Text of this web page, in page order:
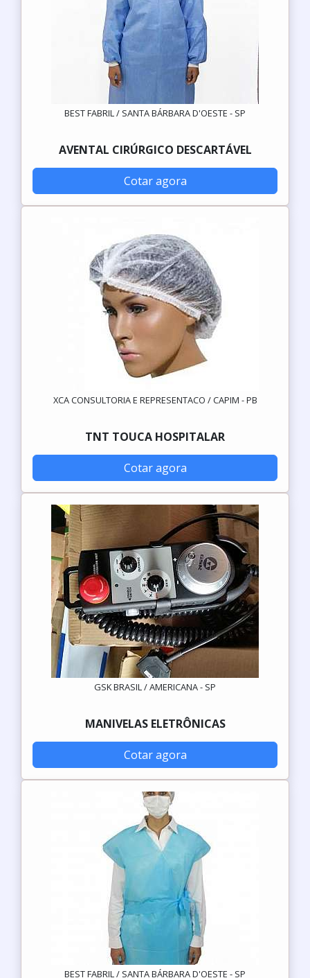
BEST FABRIL / SANTA BÁRBARA D'OESTE - SP
AVENTAL CIRÚRGICO DESCARTÁVEL
Cotar agora
XCA CONSULTORIA E REPRESENTACO / CAPIM - PB
TNT TOUCA HOSPITALAR
Cotar agora
GSK BRASIL / AMERICANA - SP
MANIVELAS ELETRÔNICAS
Cotar agora
BEST FABRIL / SANTA BÁRBARA D'OESTE - SP